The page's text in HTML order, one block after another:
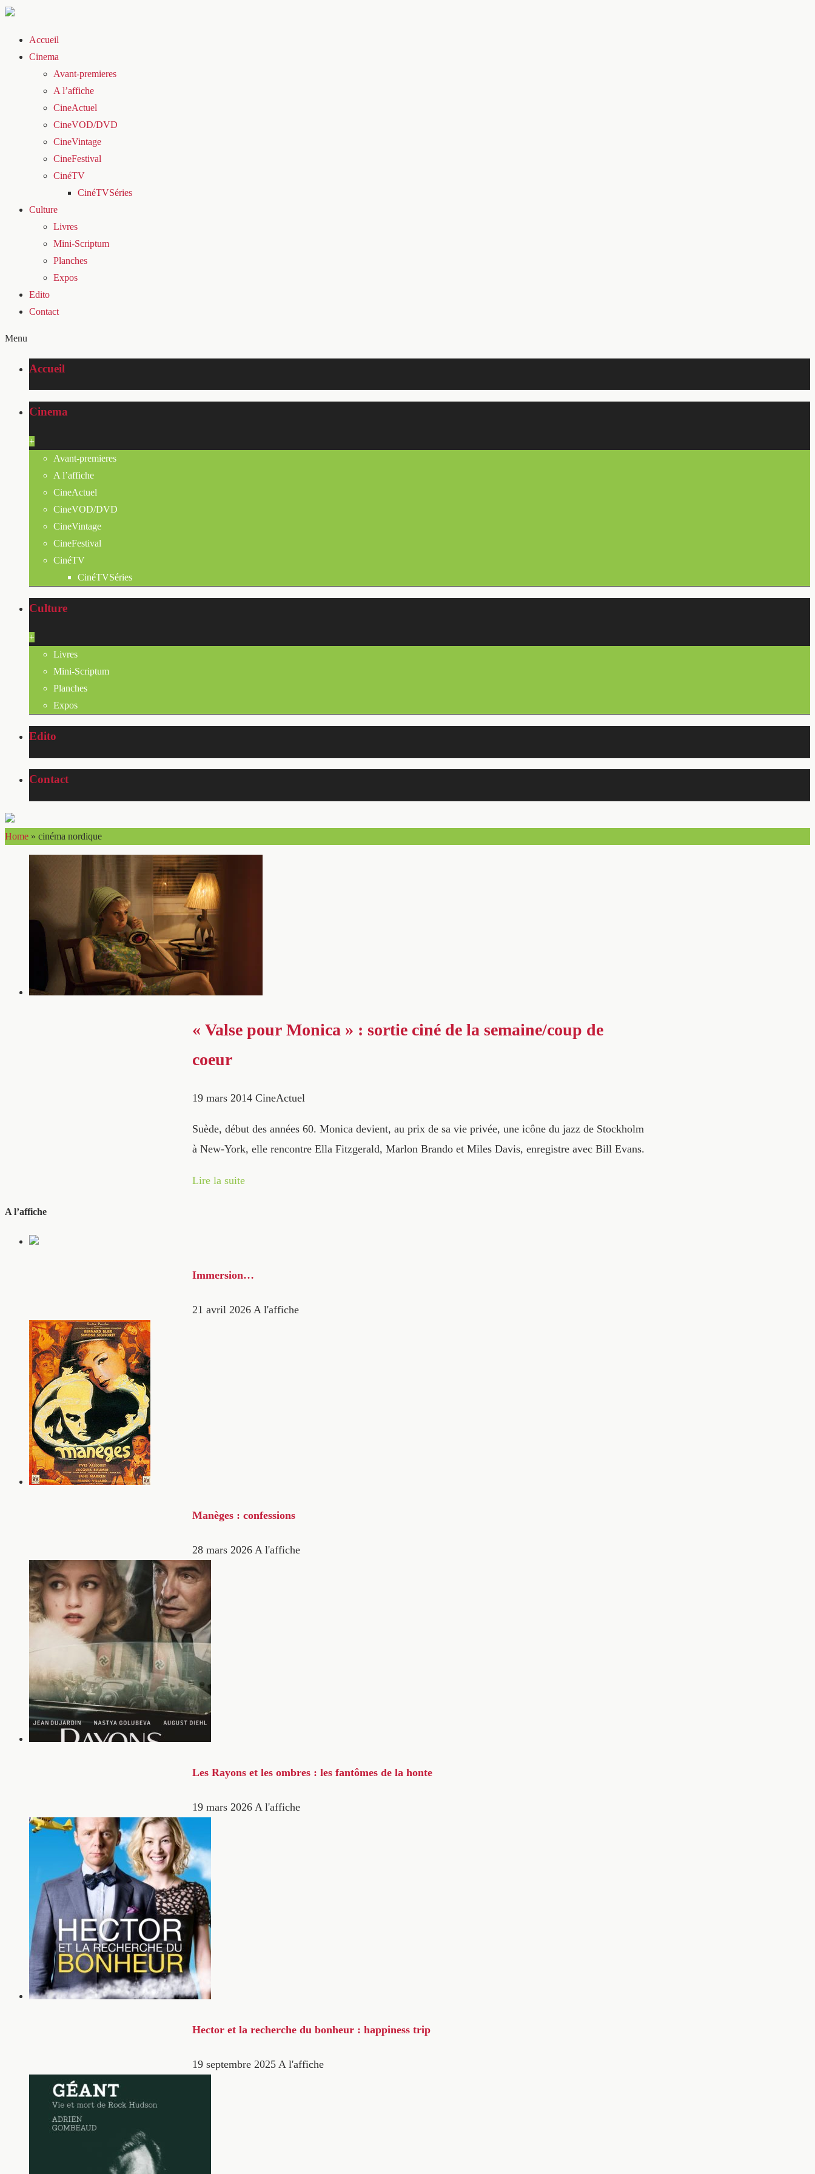
Accueil
Cinema
Avant-premieres
A l’affiche
CineActuel
CineVOD/DVD
CineVintage
CineFestival
CinéTV
CinéTVSéries
Culture
Livres
Mini-Scriptum
Planches
Expos
Edito
Contact
Menu
Accueil
Cinema
+
Avant-premieres
A l’affiche
CineActuel
CineVOD/DVD
CineVintage
CineFestival
CinéTV
CinéTVSéries
Culture
+
Livres
Mini-Scriptum
Planches
Expos
Edito
Contact
Home » cinéma nordique
« Valse pour Monica » : sortie ciné de la semaine/coup de
coeur
19 mars 2014 CineActuel
Suède, début des années 60. Monica devient, au prix de sa vie privée, une icône du jazz de Stockholm
à New-York, elle rencontre Ella Fitzgerald, Marlon Brando et Miles Davis, enregistre avec Bill Evans.
Lire la suite
A l’affiche
Immersion…
21 avril 2026 A l'affiche
Manèges : confessions
28 mars 2026 A l'affiche
Les Rayons et les ombres : les fantômes de la honte
19 mars 2026 A l'affiche
Hector et la recherche du bonheur : happiness trip
19 septembre 2025 A l'affiche